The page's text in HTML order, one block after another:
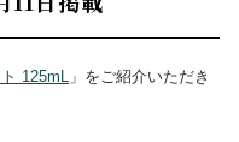
取り扱い店舗（ペットスタイ
125mL 」をご紹介いただき